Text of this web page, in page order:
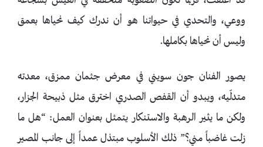
ووعي، والتحدي في حيواتنا هو أن ندرك كيف نحياها بعمق
وليس أن نحياها بكاملها.
يصور الفنان جون سويني في معرض جثمان ممزق، معدته
متدلّيه، ويبدو أن القفص الصدري اخترق مثل ذبيحة الجزار،
ولكن ما يثير الرهبة والاستنكار يتمثل بعنوان العمل: “هل ما
زلت غاضباً مني؟” ذلك الأسلوب مبتذل عمداً إلى جانب المصير